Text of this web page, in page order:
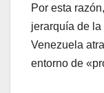
Por esta
jerarquía de
Venezuela
entorno de